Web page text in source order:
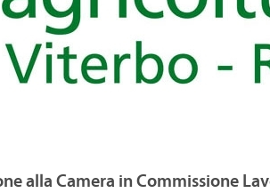
alla Camera in Commissione